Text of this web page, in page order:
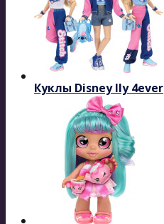
Куклы Disney Ily 4ever